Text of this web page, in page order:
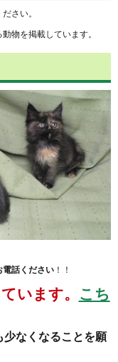
さい。
物を掲載しています。
電話ください ！！
います。 こち
なくなることを願